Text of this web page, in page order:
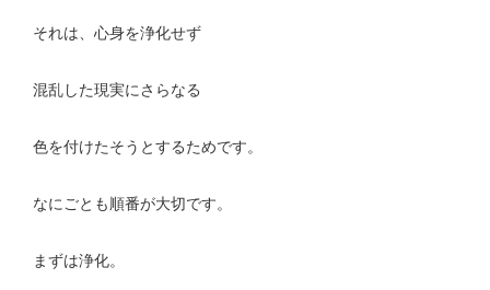
それは、心身を浄化せず
混乱した現実にさらなる
色を付けたそうとするためです。
なにごとも順番が大切です。
まずは浄化。